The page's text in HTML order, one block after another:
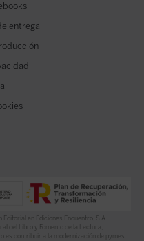
entrega
en Ediciones Encuentro, S.A.
del Libro y Fomento de la Lectura,
es contribuir a la modernización de pymes